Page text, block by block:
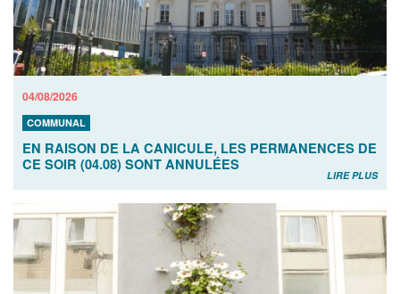
04/08/2026
COMMUNAL
EN RAISON DE LA CANICULE, LES PERMANENCES DE
CE SOIR (04.08) SONT ANNULÉES
LIRE PLUS